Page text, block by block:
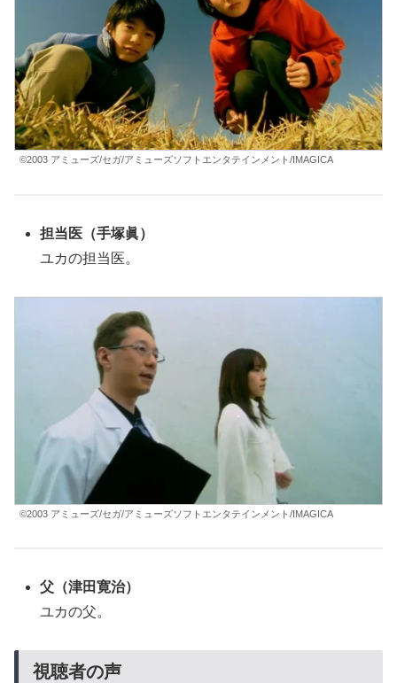
©2003 アミューズ/セガ/アミューズソフトエンタテインメント/IMAGICA
担当医（手塚眞）
ユカの担当医。
©2003 アミューズ/セガ/アミューズソフトエンタテインメント/IMAGICA
父（津田寛治）
ユカの父。
視聴者の声